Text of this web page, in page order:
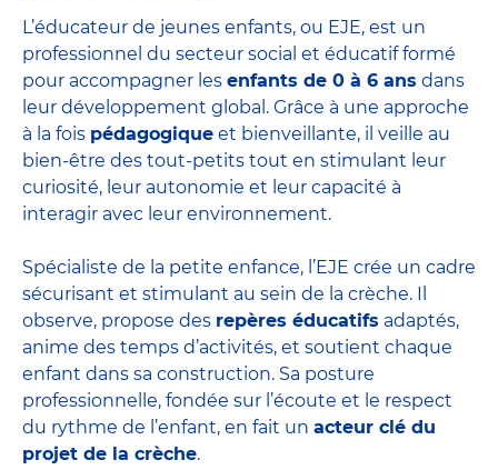
L’éducateur de jeunes enfants, ou EJE, est un
professionnel du secteur social et éducatif formé
pour accompagner les enfants de 0 à 6 ans dans
leur développement global. Grâce à une approche
à la fois pédagogique et bienveillante, il veille au
bien-être des tout-petits tout en stimulant leur
curiosité, leur autonomie et leur capacité à
interagir avec leur environnement.
Spécialiste de la petite enfance, l’EJE crée un cadre
sécurisant et stimulant au sein de la crèche. Il
observe, propose des repères éducatifs adaptés,
anime des temps d’activités, et soutient chaque
enfant dans sa construction. Sa posture
professionnelle, fondée sur l’écoute et le respect
du rythme de l’enfant, en fait un acteur clé du
projet de la crèche.